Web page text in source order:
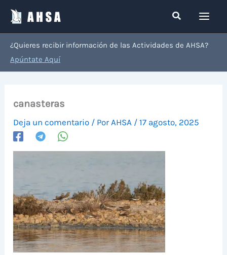
contenido
Buscar
¿Quieres recibir información de las Actividades de AHSA?
Apúntate Aquí
canasteras
Deja un comentario / Por AHSA /17 agosto, 2025